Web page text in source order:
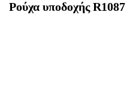
Ρούχα υποδοχής R1087